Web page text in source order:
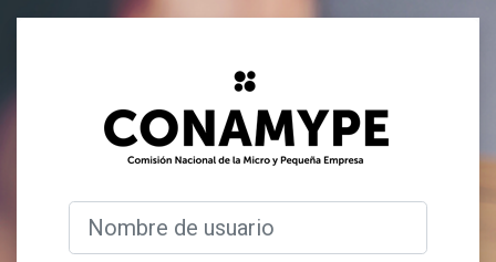
Salta al contenido principal
Entrar a